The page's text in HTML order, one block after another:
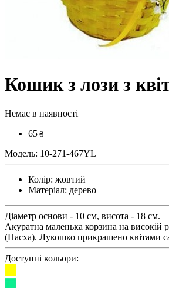
Кошик з лози з
Немає в наявності
65 ₴
Модель: 10-271-467YL
Колір: жовтий
Матеріал: дерево
Діаметр основи - 10 см, висота - 18 см.
Акуратна маленька корзина на високій
(Пасха). Лукошко прикрашено квітами
Доступні кольори: